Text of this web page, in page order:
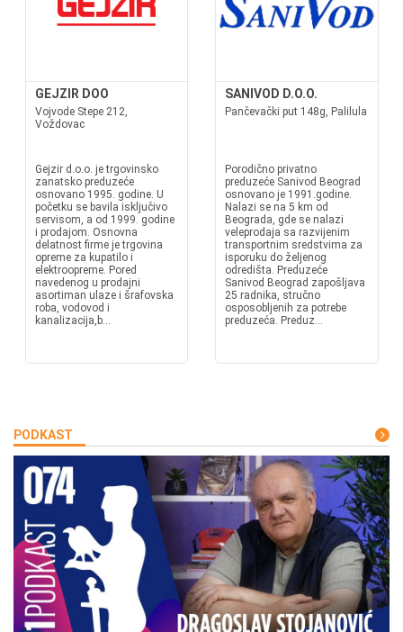
GEJZIR DOO
Vojvode Stepe 212,
Voždovac
Gejzir d.o.o. je trgovinsko
zanatsko preduzeće
osnovano 1995. godine. U
početku se bavila isključivo
servisom, a od 1999. godine
i prodajom. Osnovna
delatnost firme je trgovina
opreme za kupatilo i
elektroopreme. Pored
navedenog u prodajni
asortiman ulaze i šrafovska
roba, vodovod i
kanalizacija,b...
SANIVOD D.O.O.
Pančevački put 148g, Palilula
Porodično privatno
preduzeće Sanivod Beograd
osnovano je 1991.godine.
Nalazi se na 5 km od
Beograda, gde se nalazi
veleprodaja sa razvijenim
transportnim sredstvima za
isporuku do željenog
odredišta. Preduzeće
Sanivod Beograd zapošljava
25 radnika, stručno
osposobljenih za potrebe
preduzeća. Preduz...
PODKAST